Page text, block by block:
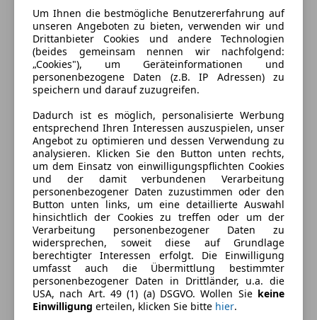
Energieverbrauch
Kraftstoff
Elektro
CO₂-Emissionen
0 g/km (komb.)
Ausstattung
Komfort
Mehr anzeigen
Um Ihnen die bestmögliche Benutzererfahrung auf
unseren Angeboten zu bieten, verwenden wir und
Drittanbieter Cookies und andere Technologien
(beides gemeinsam nennen wir nachfolgend:
„Cookies"), um Geräteinformationen und
personenbezogene Daten (z.B. IP Adressen) zu
speichern und darauf zuzugreifen.
Dadurch ist es möglich, personalisierte Werbung
entsprechend Ihren Interessen auszuspielen, unser
Angebot zu optimieren und dessen Verwendung zu
analysieren. Klicken Sie den Button unten rechts,
um dem Einsatz von einwilligungspflichten Cookies
und der damit verbundenen Verarbeitung
personenbezogener Daten zuzustimmen oder den
Button unten links, um eine detaillierte Auswahl
hinsichtlich der Cookies zu treffen oder um der
Verarbeitung personenbezogener Daten zu
widersprechen, soweit diese auf Grundlage
berechtigter Interessen erfolgt. Die Einwilligung
umfasst auch die Übermittlung bestimmter
personenbezogener Daten in Drittländer, u.a. die
USA, nach Art. 49 (1) (a) DSGVO. Wollen Sie keine
Einwilligung erteilen, klicken Sie bitte hier.